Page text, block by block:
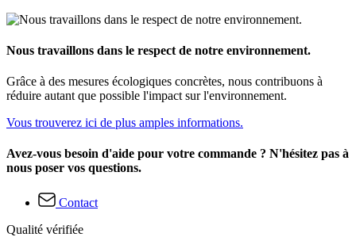
Nous travaillons dans le respect de notre environnement.
Grâce à des mesures écologiques concrètes, nous contribuons à
réduire autant que possible l'impact sur l'environnement.
Vous trouverez ici de plus amples informations.
Avez-vous besoin d'aide pour votre commande ? N'hésitez pas à
nous poser vos questions.
Contact
Qualité vérifiée